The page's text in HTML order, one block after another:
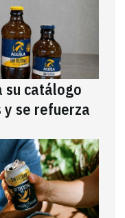
su catálogo
y se refuerza